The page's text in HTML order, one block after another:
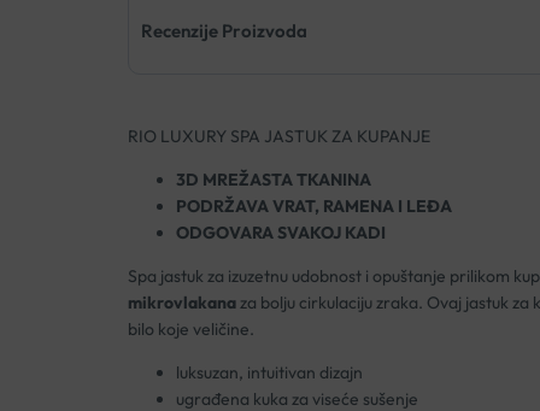
Recenzije Proizvoda
RIO LUXURY SPA JASTUK ZA KUPANJE
3D MREŽASTA TKANINA
PODRŽAVA VRAT, RAMENA I LEĐA
ODGOVARA SVAKOJ KADI
Spa jastuk za izuzetnu udobnost i opuštanje prilikom
mikrovlakanaza bolju cirkulaciju zraka. Ovaj jastuk za
bilo koje veličine.
luksuzan, intuitivan dizajn
ugrađena kuka za viseće sušenje